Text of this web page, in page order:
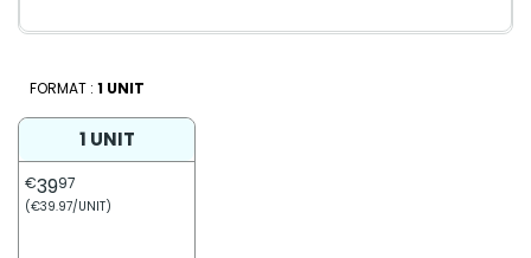
FORMAT : 1 UNIT
1 UNIT
€3997
(€39.97/UNIT)